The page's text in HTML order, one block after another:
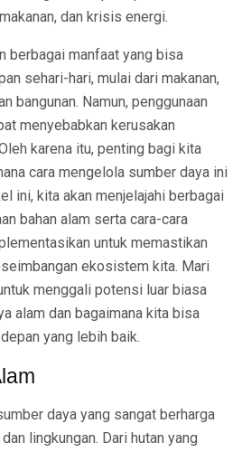
dan krisis energi.
berbagai manfaat yang bisa
sehari-hari, mulai dari makanan,
bangunan. Namun, penggunaan
menyebabkan kerusakan
karena itu, penting bagi kita
cara mengelola sumber daya ini
ini, kita akan menjelajahi berbagai
bahan alam serta cara-cara
untuk memastikan
ekosistem kita. Mari
menggali potensi luar biasa
alam dan bagaimana kita bisa
yang lebih baik.
daya yang sangat berharga
lingkungan. Dari hutan yang